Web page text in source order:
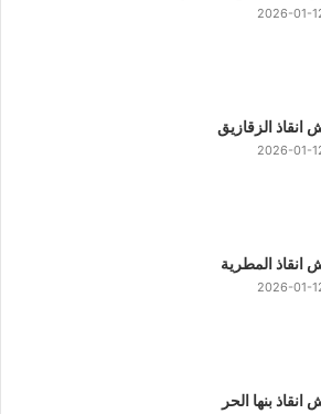
2026-01-
انقاذ الزقازيق
2026-01-
انقاذ المطرية
2026-01-
انقاذ بنها الحر